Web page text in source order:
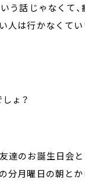
いう話じゃなく
人は行かなくて
ょ？
達のお誕生日会
分月曜日の朝と